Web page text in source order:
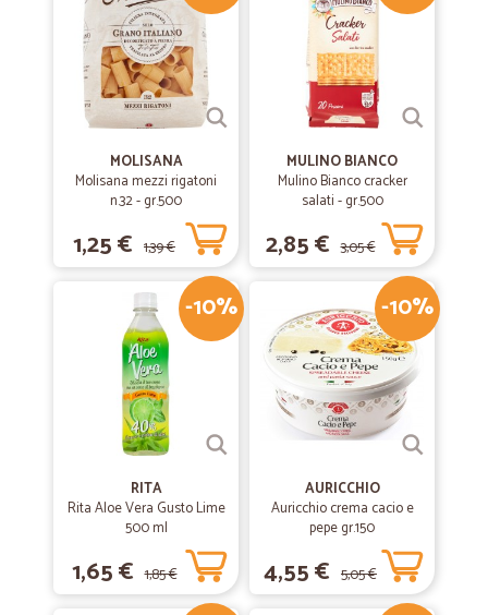
MOLISANA
Molisana mezzi rigatoni
n.32 - gr.500
1,25 € 1,39 €
MULINO BIANCO
Mulino Bianco cracker
salati - gr.500
2,85 € 3,05 €
-10%
RITA
Rita Aloe Vera Gusto Lime
500 ml
1,65 € 1,85 €
-10%
AURICCHIO
Auricchio crema cacio e
pepe gr.150
4,55 € 5,05 €